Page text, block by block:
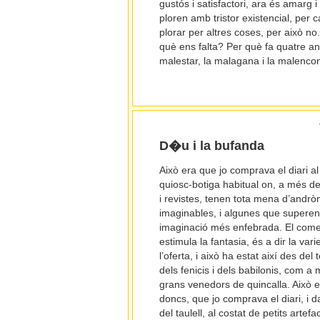
gustós i satisfactori, ara és amarg
ploren amb tristor existencial, per
plorar per altres coses, per això
què ens falta? Per què fa quatre
malestar, la malagana i la
D�u i la bufanda
Això era que jo comprava el diari
quiosc-botiga habitual on, a més
i revistes, tenen tota mena
imaginables, i algunes que
imaginació més enfebrada. El
estimula la fantasia, és a dir la
l’oferta, i això ha estat així des del
dels fenicis i dels babilonis, com a
grans venedors de quincalla. Això
doncs, que jo comprava el diari, i
del taulell, al costat de petits